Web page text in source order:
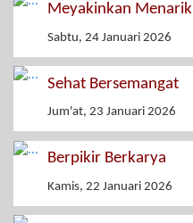
Meyakinkan Menarik
Sabtu, 24 Januari 2026
Sehat Bersemangat
Jum'at, 23 Januari 2026
Berpikir Berkarya
Kamis, 22 Januari 2026